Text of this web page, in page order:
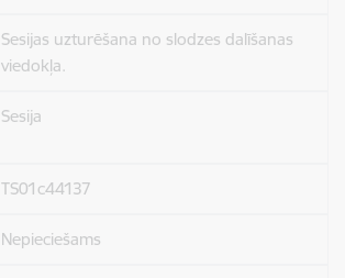
Sesijas uzturēšana no slodzes dalīšanas
viedokļa.
Sesija
TS01c44137
Nepieciešams